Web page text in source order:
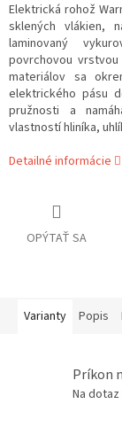
Elektrická rohož
sklených vlákien,
laminovaný
povrchovou
materiálov sa
elektrického pásu
pružnosti a
vlastností hliníka,
Detailné informácie
OPÝTAŤ SA
Varianty Popis
Príkon
Na dotaz